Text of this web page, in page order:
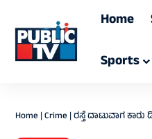
Home
Sports
Home |Crime |ರಸ್ತೆ ದಾಟುವಾಗ ಕಾರು